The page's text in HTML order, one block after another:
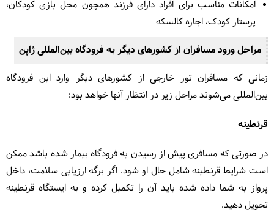
امکانات مناسب برای افراد دارای فرزند همچون محل بازی کودکان،
پرستار کودک، اجاره کالسکه
مراحل ورود مسافران از کشورهای دیگر به فرودگاه بین‌المللی ژاپن
زمانی که مسافران تور خارجی از کشورهای دیگر وارد این فرودگاه
بین‌المللی می‌شوند مراحل زیر در انتظار آنها خواهد بود:
قرنطینه
در صورتی که مسافری پیش از رسیدن به فرودگاه بیمار شده باشد ممکن
است شرایط قرنطینه شامل حال او شود. اگر برگه ارزیابی سلامت، داخل
پرواز به شما داده شده باید آن را تکمیل کرده و به ایستگاه قرنطینه
تحویل دهید.